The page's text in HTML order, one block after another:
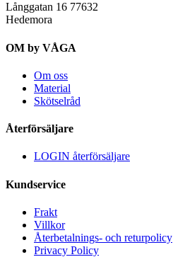
Långgatan 16 77632
Hedemora
OM by VÅGA
Om oss
Material
Skötselråd
Återförsäljare
LOGIN återförsäljare
Kundservice
Frakt
Villkor
Återbetalnings- och returpolicy
Privacy Policy